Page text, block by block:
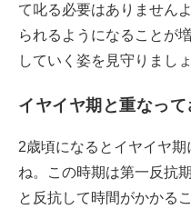
て叱る必要はありません
られるようになることが
していく姿を見守りましょ
イヤイヤ期と重なっ
2歳頃になるとイヤイヤ
ね。この時期は第一反抗
と反抗して時間がかかる